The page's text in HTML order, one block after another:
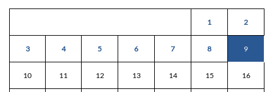
1 2
3 4 5 6 7 8 9
10 11 12 13 14 15 16